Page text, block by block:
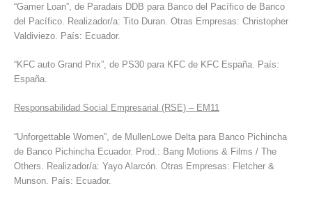
“Gamer Loan”, de Paradais DDB para Banco del Pacífico de Banco
del Pacífico. Realizador/a: Tito Duran. Otras Empresas: Christopher
Valdiviezo. País: Ecuador.
“KFC auto Grand Prix”, de PS30 para KFC de KFC España. País:
España.
Responsabilidad Social Empresarial (RSE) – EM11
“Unforgettable Women”, de MullenLowe Delta para Banco Pichincha
de Banco Pichincha Ecuador. Prod.: Bang Motions & Films / The
Others. Realizador/a: Yayo Alarcón. Otras Empresas: Fletcher &
Munson. País: Ecuador.